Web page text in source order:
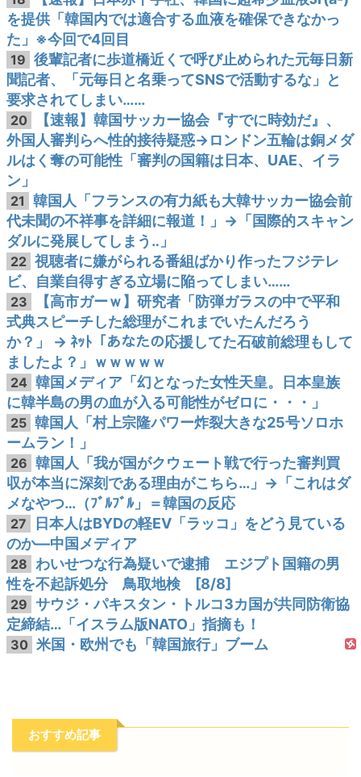
を提供「韓国内では適合する血液を確保できなかっ
た」※今回で4回目
19 後輩記者に歩道橋近くで呼び止められた元毎日新
聞記者、「元毎日と名乗ってSNSで活動するな」と
要求されてしまい……
20
【速報】韓国サッカー協会『すでに時効だ』、
外国人審判らへ性的接待疑惑→ロンドン五輪は銅メダ
ルはく奪の可能性「審判の国籍は日本、UAE、イラ
ン」
21
韓国人「フランスの有力紙も大韓サッカー協会前
代未聞の不祥事を詳細に報道！」→「国際的スキャン
ダルに発展してしまう‥」
22 視聴者に嫌がられる番組ばかり作ったフジテレ
ビ、自業自得すぎる立場に陥ってしまい……
23
【高市ガーｗ】研究者「防弾ガラスの中で平和
式典スピーチした総理がこれまでいたんだろう
か？」 → ﾈｯﾄ「あなたの応援してた石破前総理もして
ましたよ？」ｗｗｗｗｗ
24 韓国メディア「幻となった女性天皇。日本皇族
に韓半島の男の血が入る可能性がゼロに・・・」
25 韓国人「村上宗隆パワー炸裂大きな25号ソロホ
ームラン！」
26 韓国人「我が国がクウェート戦で行った審判買
収が本当に深刻である理由がこちら…」→「これはダ
メなやつ…（ﾌﾞﾙﾌﾞﾙ」＝韓国の反応
27
日本人はBYDの軽EV「ラッコ」をどう見ている
のか―中国メディア
28 わいせつな行為疑いで逮捕 エジプト国籍の男
性を不起訴処分 鳥取地検 [8/8]
29 サウジ・パキスタン・トルコ3カ国が共同防衛協
定締結…「イスラム版NATO」指摘も！
30 米国・欧州でも「韓国旅行」ブーム
おすすめ記事